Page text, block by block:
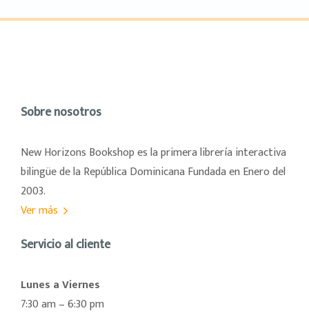
Sobre nosotros
New Horizons Bookshop es la primera librería interactiva
bilingüe de la República Dominicana Fundada en Enero del
2003.
Ver más
Servicio al cliente
Lunes a Viernes
7:30 am – 6:30 pm